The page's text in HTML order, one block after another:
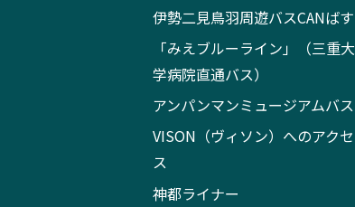
伊勢二見鳥羽周遊バスCANばす
「みえブルーライン」（三重大
学病院直通バス）
アンパンマンミュージアムバス
VISON（ヴィソン）へのアクセ
ス
神都ライナー